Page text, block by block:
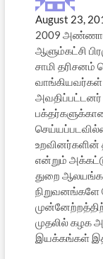
August 23,
2009
ஆளும்கட்சி
சாமி தரிசனம்
வாங்கியவர்கள்
அவதிப்பட்டனர்
உறவினர்களின்
என்றும்
துறை
நிறுவனங்களே
முதலில் கழக
இயக்கங்கள்